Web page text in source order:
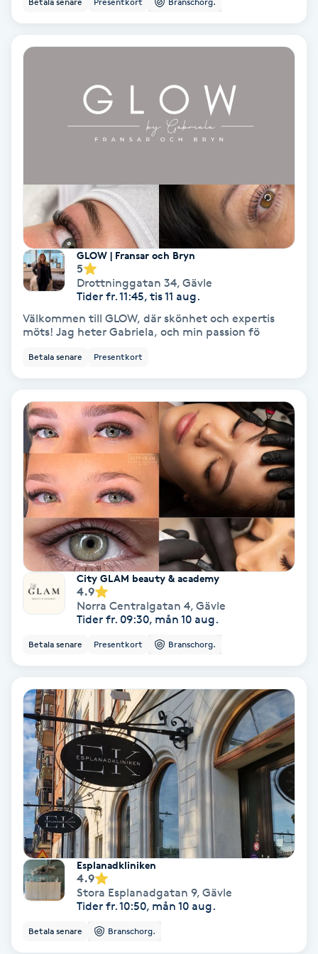
Barnklippning
BIAB
Brynfärgning
Brynplockning
Bröllopsuppsättning
Celluliter
Coachning
Color correction
Damklippning
Dermapen
Diamantslipning
Enzympeeling
GLOW | Fransar och Bryn
5
Drottninggatan 34, Gävle
Tider fr. 11:45, tis 11 aug.
Välkommen till GLOW, där skönhet och expertis
möts! Jag heter Gabriela, och min passion fö
Betala senare Presentkort
City GLAM beauty & academy
4.9
Norra Centralgatan 4, Gävle
Tider fr. 09:30, mån 10 aug.
Betala senare Presentkort Branschorg.
Esplanadkliniken
4.9
Stora Esplanadgatan 9, Gävle
Tider fr. 10:50, mån 10 aug.
Betala senare Branschorg.